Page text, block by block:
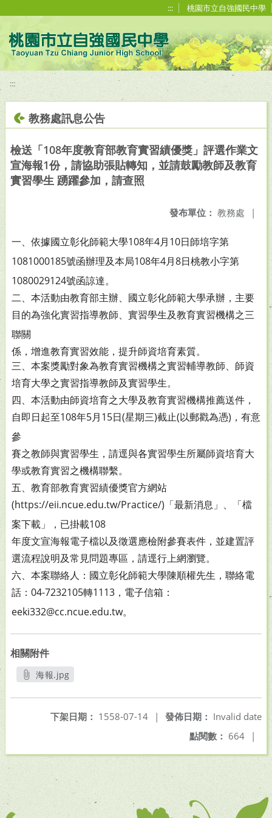
::: 桃園市立自強國民中學
:::
教務處訊息公告
檢送「108年度教育部教育實習績優獎」評選作業文
宣海報1份，請協助張貼轉知，並請鼓勵教師及教育
實習學生 踴躍參加，請查照
發布單位： 教務處 |
一、依據國立彰化師範大學108年4月10日師培字第
1081000185號函辦理及本局108年4月8日桃教小字第
1080029124號函諒達。
二、本活動由教育部主辦、國立彰化師範大學承辦，主要
目的為強化實習指導教師、實習學生及教育實習機構之三
聯關
係，增進教育實習效能，提升師資培育素質。
三、本案獎勵對象為教育實習機構之實習輔導教師、師資
培育大學之實習指導教師及實習學生。
四、本活動由師資培育之大學及教育實習機構推薦送件，
自即日起至108年5月15日(星期三)截止(以郵戳為憑)，有意
參
賽之教師與實習學生，請逕與各實習學生所屬師資培育大
學或教育實習之機構聯繫。
五、教育部教育實習績優獎官方網站
(https://eii.ncue.edu.tw/Practice/)「最新消息」、「檔
案下載」，已掛載108
年度文宣海報電子檔以及徵選應檢附參賽表件，並建置評
選流程說明及常見問題專區，請逕行上網瀏覽。
六、本案聯絡人：國立彰化師範大學陳順權先生，聯絡電
話： 04-7232105轉1113，電子信箱：
eeki332@cc.ncue.edu.tw。
相關附件
海報.jpg
發佈日期： Invalid date
下架日期： 1558-07-14
|
點閱數： 664 |